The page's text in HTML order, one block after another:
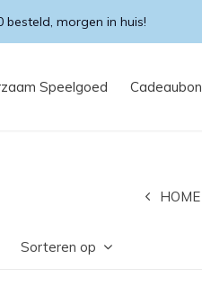
Speelgoed Cadeaubon
morgen in huis!
HOME
Sorteren op